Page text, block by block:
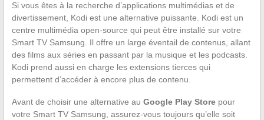
Si vous êtes à la recherche d’applications multimédias et de
divertissement, Kodi est une alternative puissante. Kodi est un
centre multimédia open-source qui peut être installé sur votre
Smart TV Samsung. Il offre un large éventail de contenus, allant
des films aux séries en passant par la musique et les podcasts.
Kodi prend aussi en charge les extensions tierces qui
permettent d’accéder à encore plus de contenu.
Avant de choisir une alternative au Google Play Storepour
votre Smart TV Samsung, assurez-vous toujours qu’elle soit